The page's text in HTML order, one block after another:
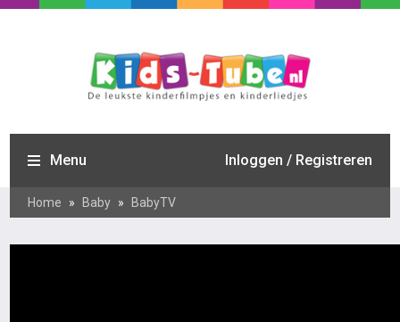
Menu Inloggen / Registreren
Home » Baby » BabyTV